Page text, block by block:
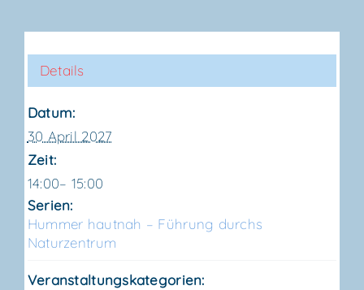
Details
Datum:
30 April 2027
Zeit:
14:00– 15:00
Serien:
Hum­mer haut­nah – Füh­rung durchs
Naturzentrum
Veranstaltungskategorien: